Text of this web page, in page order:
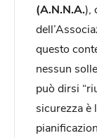
(A.N.N.A.),
questo
nessun
può dirsi
sicurezza è